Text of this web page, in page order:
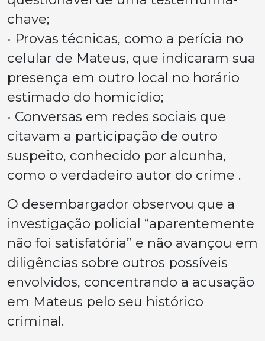
chave;
• Provas técnicas, como a perícia no
celular de Mateus, que indicaram sua
presença em outro local no horário
estimado do homicídio;
• Conversas em redes sociais que
citavam a participação de outro
suspeito, conhecido por alcunha,
como o verdadeiro autor do crime .
O desembargador observou que a
investigação policial “aparentemente
não foi satisfatória” e não avançou em
diligências sobre outros possíveis
envolvidos, concentrando a acusação
em Mateus pelo seu histórico
criminal.